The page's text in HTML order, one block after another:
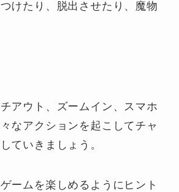
けたり、脱出させたり、魔物
アウト、ズームイン、スマホ
なアクションを起こしてチャ
ていきましょう。
ームを楽しめるようにヒント